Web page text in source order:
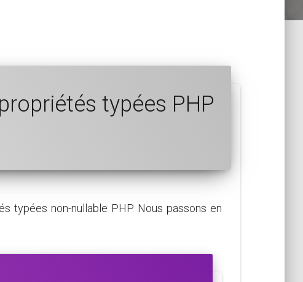
typées PHP
typées non-nullable PHP. Nous passons en